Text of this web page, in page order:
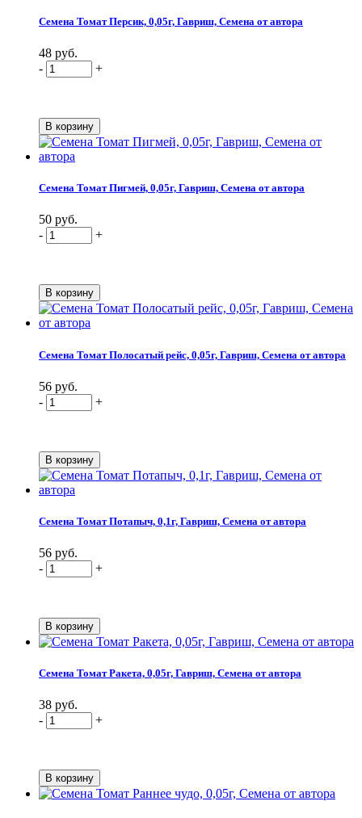
Семена Томат Персик, 0,05г, Гавриш, Семена от автора
48 руб.
-
+
Семена Томат Пигмей, 0,05г, Гавриш, Семена от автора
50 руб.
-
+
Семена Томат Полосатый рейс, 0,05г, Гавриш, Семена от автора
56 руб.
-
+
Семена Томат Потапыч, 0,1г, Гавриш, Семена от автора
56 руб.
-
+
Семена Томат Ракета, 0,05г, Гавриш, Семена от автора
38 руб.
-
+